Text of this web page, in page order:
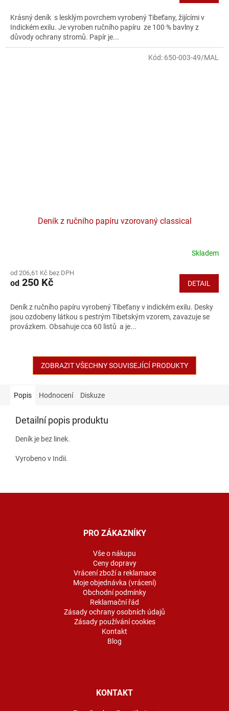
Krásný deník s lesklým povrchem vyrobený Tibeťany, žijícími v
Indickém exilu. Je vyroben ručního papíru ze 100 % bavlny z
důvody ochrany stromů. Papír je...
Deník z ručního papíru vzorovaný classical
Skladem
od 206,61 Kč bez DPH
od 250 Kč DETAIL
Deník z ručního papíru vyrobený Tibeťany v indickém exilu. Desky
jsou ozdobeny látkou s pestrým Tibetským vzorem, zavazuje se
provázkem. Obsahuje cca 60 listů a je...
Kód: 650-003-49/MAL
ZOBRAZIT VŠECHNY SOUVISEJÍCÍ PRODUKTY
Popis Hodnocení Diskuze
Detailní popis produktu
Deník je bez linek.
Vyrobeno v Indii.
PRO ZÁKAZNÍKY
Vše o nákupu
Ceny dopravy
Vrácení zboží a reklamace
Moje objednávka (vrácení)
Obchodní podmínky
Reklamační řád
Zásady ochrany osobních údajů
Zásady používání cookies
Kontakt
Blog
KONTAKT